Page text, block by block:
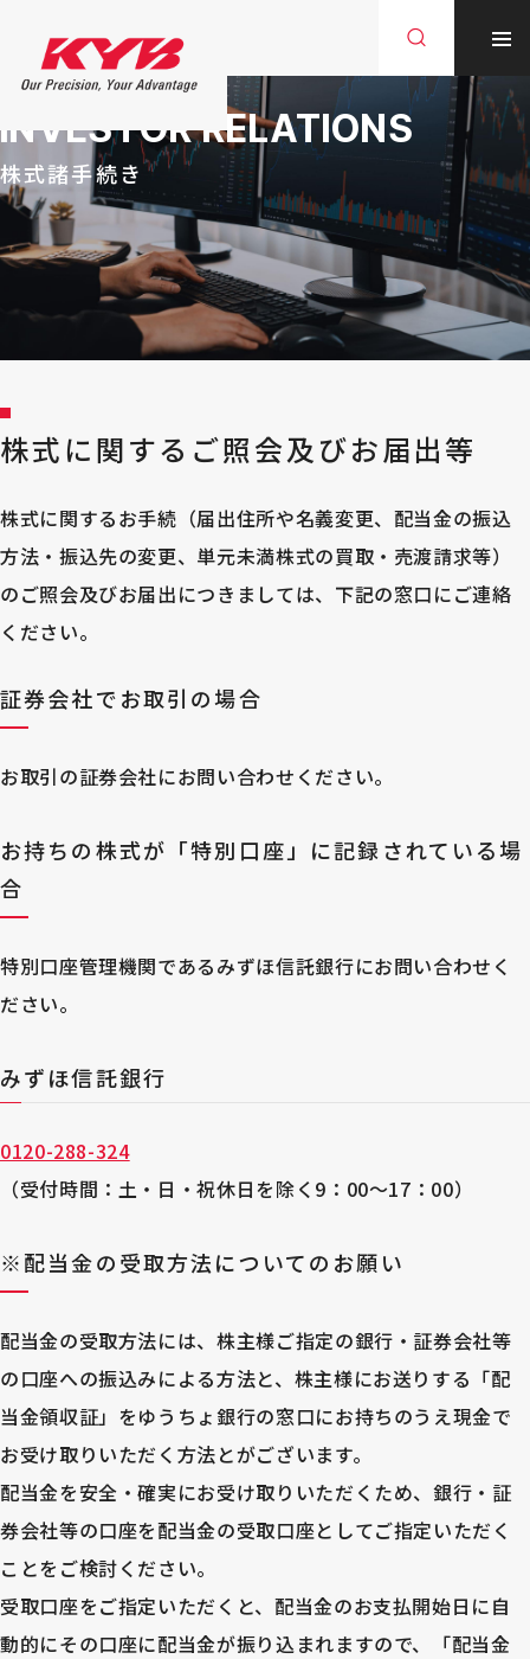
INVESTOR RELATIONS
株式諸手続き
株式に関するご照会及びお届出等
株式に関するお手続（届出住所や名義変更、配当金の振込
方法・振込先の変更、単元未満株式の買取・売渡請求等）
のご照会及びお届出につきましては、下記の窓口にご連絡
ください。
証券会社でお取引の場合
お取引の証券会社にお問い合わせください。
お持ちの株式が「特別口座」に記録されている場
合
特別口座管理機関であるみずほ信託銀行にお問い合わせく
ださい。
みずほ信託銀行
0120-288-324
（受付時間：土・日・祝休日を除く9：00～17：00）
※配当金の受取方法についてのお願い
配当金の受取方法には、株主様ご指定の銀行・証券会社等
の口座への振込みによる方法と、株主様にお送りする「配
当金領収証」をゆうちょ銀行の窓口にお持ちのうえ現金で
お受け取りいただく方法とがございます。
配当金を安全・確実にお受け取りいただくため、銀行・証
券会社等の口座を配当金の受取口座としてご指定いただく
ことをご検討ください。
受取口座をご指定いただくと、配当金のお支払開始日に自
動的にその口座に配当金が振り込まれますので、「配当金